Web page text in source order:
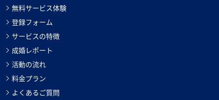
無料サービス体験
登録フォーム
サービスの特徴
成婚レポート
活動の流れ
料金プラン
よくあるご質問